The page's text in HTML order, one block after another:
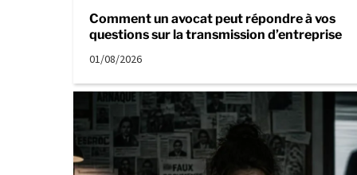
Comment un avocat peut répondre à vos
questions sur la transmission d’entreprise
01/08/2026